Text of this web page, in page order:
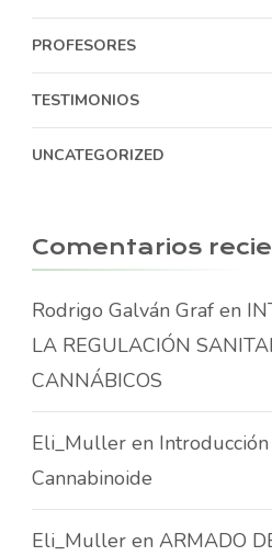
PROFESORES
TESTIMONIOS
UNCATEGORIZED
Comentarios
Rodrigo Galván Graf en
LA REGULACIÓN
CANNÁBICOS
Eli_Muller en
Cannabinoide
Eli_Muller en ARMADO